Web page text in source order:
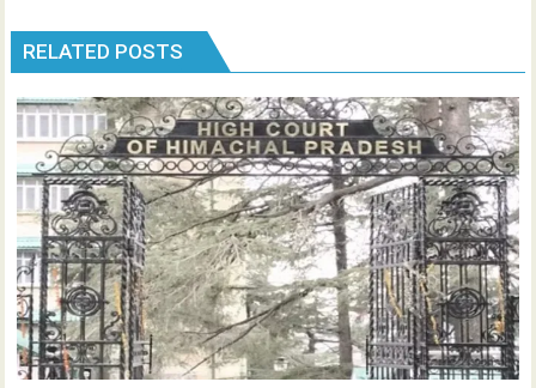
RELATED POSTS